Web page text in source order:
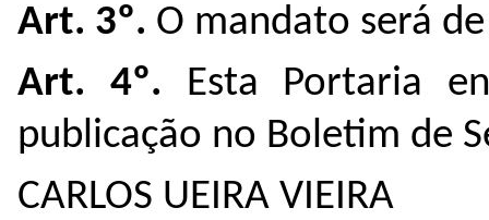
Art. 3º. O mandato será
Art. 4º.
Esta Portaria
publicação no Boletim de
CARLOS UEIRA VIEIRA